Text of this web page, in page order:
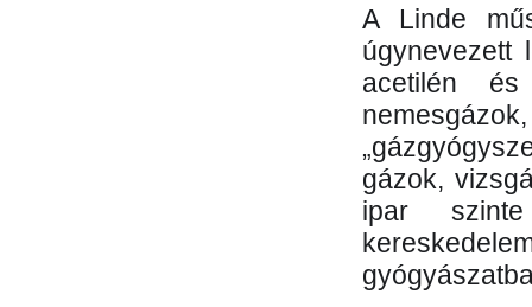
A Linde
úgynevezett
acetilén és
gázok,
ipar